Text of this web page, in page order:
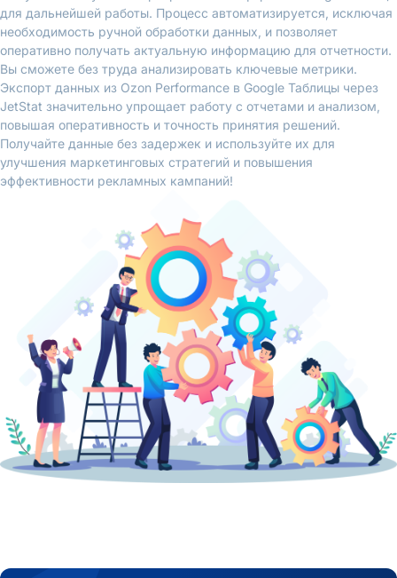
для дальнейшей работы. Процесс автоматизируется, исключая
необходимость ручной обработки данных, и позволяет
оперативно получать актуальную информацию для отчетности.
Вы сможете без труда анализировать ключевые метрики.
Экспорт данных из Ozon Performance в Google Таблицы через
JetStat значительно упрощает работу с отчетами и анализом,
повышая оперативность и точность принятия решений.
Получайте данные без задержек и используйте их для
улучшения маркетинговых стратегий и повышения
эффективности рекламных кампаний!